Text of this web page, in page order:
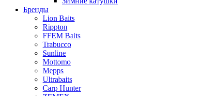
Бренды
Lion Baits
Rippton
FFEM Baits
Trabucco
Sunline
Mottomo
Mepps
Ultrabaits
Carp Hunter